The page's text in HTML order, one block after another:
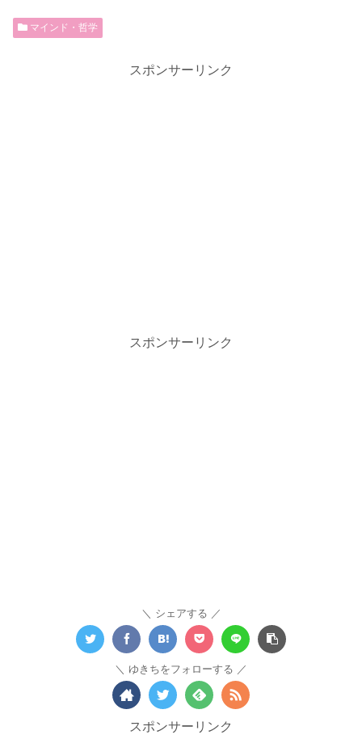
マインド・哲学
スポンサーリンク
スポンサーリンク
シェアする
ゆきちをフォローする
スポンサーリンク